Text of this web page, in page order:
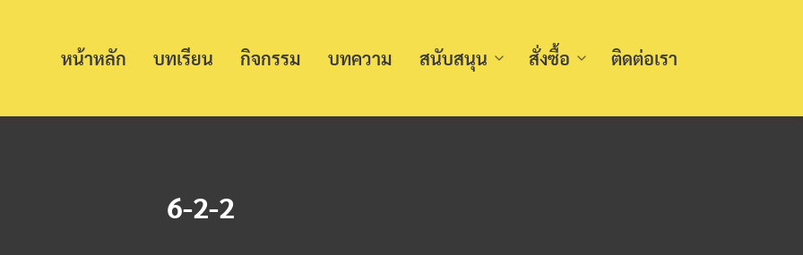
หน้าหลัก บทเรียน กิจกรรม บทความ สนับสนุน สั่งซื้อ ติดต่อเรา
6-2-2